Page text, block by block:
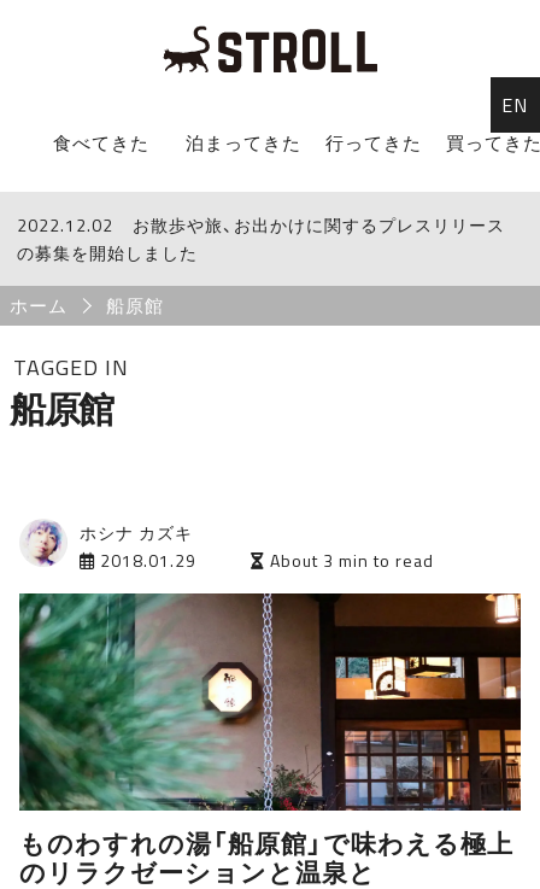
STROLL Menu
食べてきた 泊まってきた 行ってきた 買ってき
STROLLからのお知らせ
2022.12.02
お散歩や旅、お出かけに関するプレスリリース
の募集を開始しました
Breadcrumb
ホーム 船原館
TAGGED IN
船原館
ホシナ カズキ
2018.01.29
About 3 min to read
ものわすれの湯「船原館」で味わえる極上
のリラクゼーションと温泉と
EN